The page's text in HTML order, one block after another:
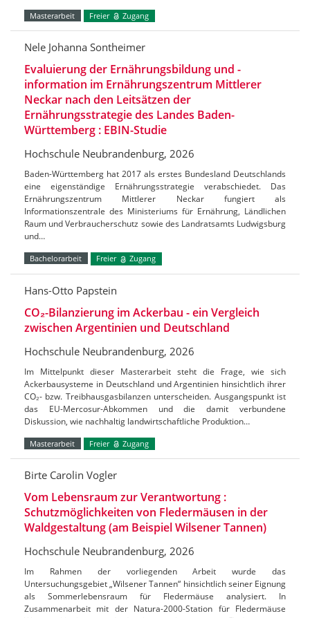
Masterarbeit Freier Zugang
Nele Johanna Sontheimer
Evaluierung der Ernährungsbildung und -
information im Ernährungszentrum Mittlerer
Neckar nach den Leitsätzen der
Ernährungsstrategie des Landes Baden-
Württemberg : EBIN-Studie
Hochschule Neubrandenburg, 2026
Baden-Württemberg hat 2017 als erstes Bundesland Deutschlands
eine eigenständige Ernährungsstrategie verabschiedet. Das
Ernährungszentrum Mittlerer Neckar fungiert als
Informationszentrale des Ministeriums für Ernährung, Ländlichen
Raum und Verbraucherschutz sowie des Landratsamts Ludwigsburg
und…
Bachelorarbeit Freier Zugang
Hans-Otto Papstein
CO₂-Bilanzierung im Ackerbau - ein Vergleich
zwischen Argentinien und Deutschland
Hochschule Neubrandenburg, 2026
Im Mittelpunkt dieser Masterarbeit steht die Frage, wie sich
Ackerbausysteme in Deutschland und Argentinien hinsichtlich ihrer
CO₂- bzw. Treibhausgasbilanzen unterscheiden. Ausgangspunkt ist
das EU-Mercosur-Abkommen und die damit verbundene
Diskussion, wie nachhaltig landwirtschaftliche Produktion…
Masterarbeit Freier Zugang
Birte Carolin Vogler
Vom Lebensraum zur Verantwortung :
Schutzmöglichkeiten von Fledermäusen in der
Waldgestaltung (am Beispiel Wilsener Tannen)
Hochschule Neubrandenburg, 2026
Im Rahmen der vorliegenden Arbeit wurde das
Untersuchungsgebiet „Wilsener Tannen“ hinsichtlich seiner Eignung
als Sommerlebensraum für Fledermäuse analysiert. In
Zusammenarbeit mit der Natura-2000-Station für Fledermäuse